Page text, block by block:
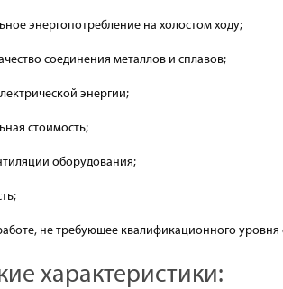
энергопотребление на холостом ходу;
соединения металлов и сплавов;
энергии;
стоимость;
оборудования;
не требующее квалификационного уровня
характеристики: